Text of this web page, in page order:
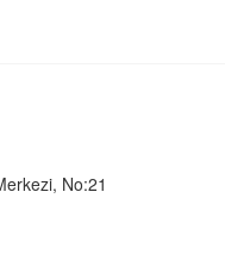
No:21